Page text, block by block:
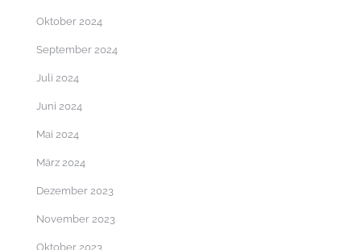
Oktober 2024
September 2024
Juli 2024
Juni 2024
Mai 2024
März 2024
Dezember 2023
November 2023
Oktober 2023